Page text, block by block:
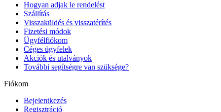
Hogyan adjak le rendelést
Szállítás
Visszaküldés és visszatérítés
Fizetési módok
Ügyfélfiókom
Céges ügyfelek
Akciók és utalványok
További segítségre van szüksége?
Fiókom
Bejelentkezés
Regisztráció